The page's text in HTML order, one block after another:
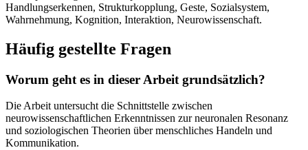
Handlungserkennen, Strukturkopplung, Geste, Sozialsystem,
Wahrnehmung, Kognition, Interaktion, Neurowissenschaft.
Häufig gestellte Fragen
Worum geht es in dieser Arbeit grundsätzlich?
Die Arbeit untersucht die Schnittstelle zwischen
neurowissenschaftlichen Erkenntnissen zur neuronalen Resonanz
und soziologischen Theorien über menschliches Handeln und
Kommunikation.